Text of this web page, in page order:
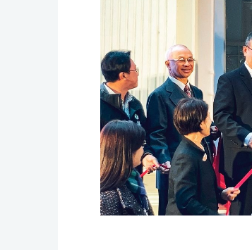
科学・技術
暮らし
スポーツ・東京2020